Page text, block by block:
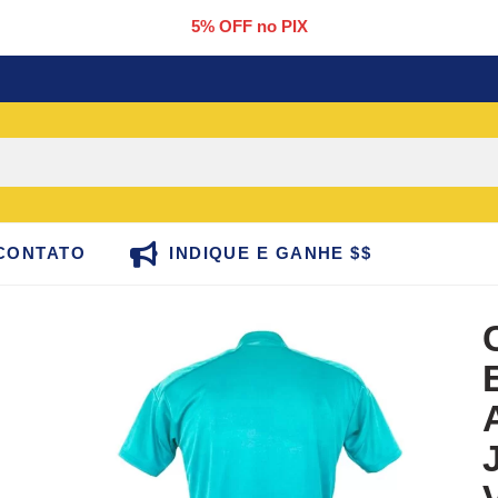
5% OFF no PIX
INDIQUE E GANHE $$